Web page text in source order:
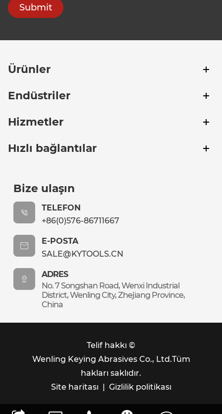
Submit
Ürünler
Endüstriler
Hizmetler
Hızlı bağlantılar
Bize ulaşın
TELEFON
+86(0)576-86711667
E-POSTA
SALE@KYTOOLS.CN
ADRES
No. 7 Songshan Road, Wenxi Industrial
District, Wenling City, Zhejiang Province,
China
Telif hakkı ©
Wenling Keying Abrasives Co., Ltd.Tüm
hakları saklıdır.
Site haritası
Gizlilik politikası